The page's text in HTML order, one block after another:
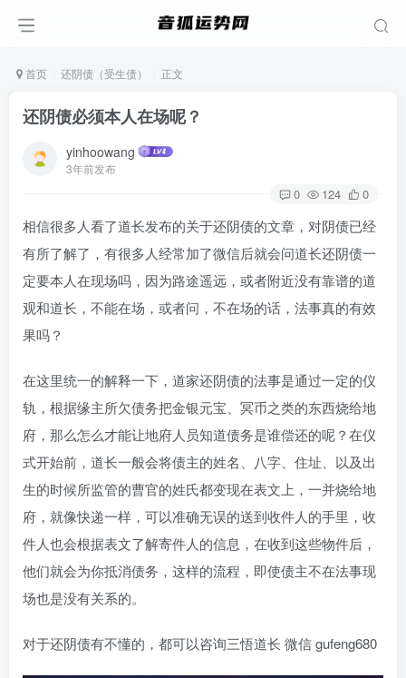
首页 还阴债（受生债） 正文
还阴债必须本人在场呢？
yinhoowang
3年前发布
0 124 0
相信很多人看了道长发布的关于还阴债的文章，对阴债已经
有所了解了，有很多人经常加了微信后就会问道长还阴债一
定要本人在现场吗，因为路途遥远，或者附近没有靠谱的道
观和道长，不能在场，或者问，不在场的话，法事真的有效
果吗？
在这里统一的解释一下，道家还阴债的法事是通过一定的仪
轨，根据缘主所欠债务把金银元宝、冥币之类的东西烧给地
府，那么怎么才能让地府人员知道债务是谁偿还的呢？在仪
式开始前，道长一般会将债主的姓名、八字、住址、以及出
生的时候所监管的曹官的姓氏都变现在表文上，一并烧给地
府，就像快递一样，可以准确无误的送到收件人的手里，收
件人也会根据表文了解寄件人的信息，在收到这些物件后，
他们就会为你抵消债务，这样的流程，即使债主不在法事现
场也是没有关系的。
对于还阴债有不懂的，都可以咨询三悟道长 微信 gufeng680